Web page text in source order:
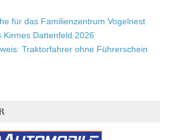
für das Familienzentrum Vogelnest
Kirmes Dattenfeld 2026
Traktorfahrer ohne Führerschein